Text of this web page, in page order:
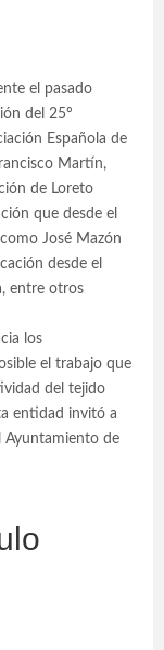
el pasado
del 25º
Española de
Martín,
de Loreto
que desde el
José Mazón
desde el
entre otros
los
el trabajo que
del tejido
entidad invitó a
Ayuntamiento de